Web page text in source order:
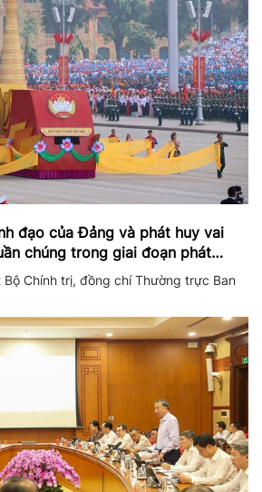
đạo của Đảng và phát huy vai
chúng trong giai đoạn phát
Chính trị, đồng chí Thường trực Ban